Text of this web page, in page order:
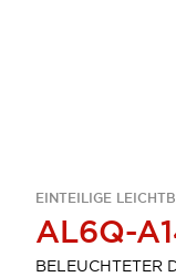
EINTEILIGE
AL6Q-
BELEUCHTETER